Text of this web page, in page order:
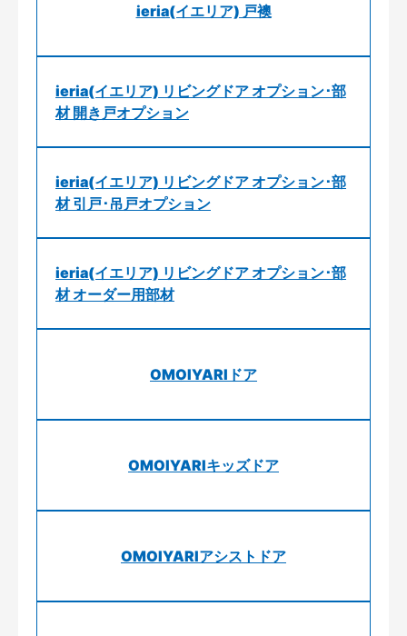
ieria(イエリア) 戸襖
ieria(イエリア) リビングドア オプション･部
材 開き戸オプション
ieria(イエリア) リビングドア オプション･部
材 引戸･吊戸オプション
ieria(イエリア) リビングドア オプション･部
材 オーダー用部材
OMOIYARIドア
OMOIYARIキッズドア
OMOIYARIアシストドア